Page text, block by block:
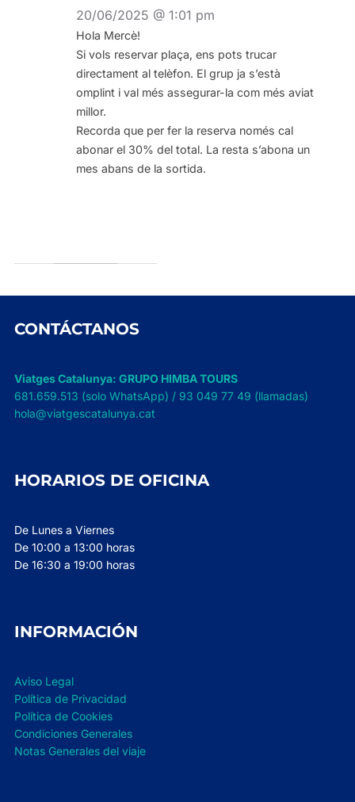
20/06/2025 @ 1:01 pm
Hola Mercè!
Si vols reservar plaça, ens pots trucar
directament al telèfon. El grup ja s’està
omplint i val més assegurar-la com més aviat
millor.
Recorda que per fer la reserva només cal
abonar el 30% del total. La resta s’abona un
mes abans de la sortida.
CONTÁCTANOS
Viatges Catalunya: GRUPO HIMBA TOURS
681.659.513 (solo WhatsApp) / 93 049 77 49 (llamadas)
hola@viatgescatalunya.cat
HORARIOS DE OFICINA
De Lunes a Viernes
De 10:00 a 13:00 horas
De 16:30 a 19:00 horas
INFORMACIÓN
Aviso Legal
Política de Privacidad
Política de Cookies
Condiciones Generales
Notas Generales del viaje